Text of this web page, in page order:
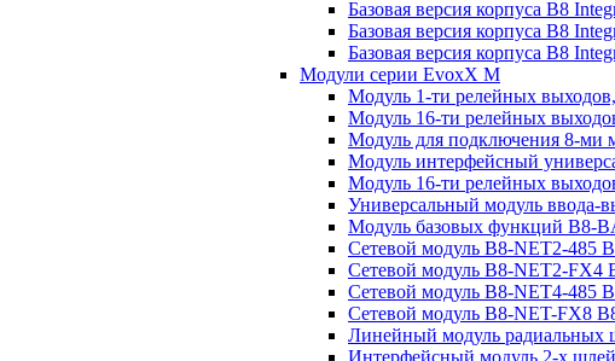
Базовая версия корпуса B8
Базовая версия корпуса B8
Базовая версия корпуса B8
Модули серии EvoxX M
Модуль 1-ти релейных
Модуль 16-ти релейных
Модуль для подключения 8-
Модуль интерфейсный
Модуль 16-ти релейных
Универсальный модуль ввода-
Модуль базовых функций B8-
Сетевой модуль B8-NET2-485
Сетевой модуль B8-NET2-FX4
Сетевой модуль B8-NET4-485
Сетевой модуль B8-NET-FX8
Линейный модуль
Интерфейсный модуль 2-х